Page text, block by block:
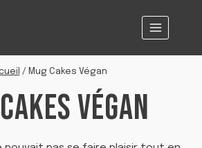
/ Mug Cakes Végan
VÉGAN